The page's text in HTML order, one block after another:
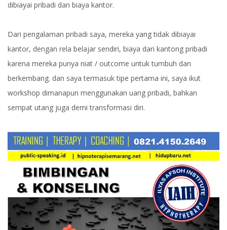
dibiayai pribadi dan biaya kantor.
Dari pengalaman pribadi saya, mereka yang tidak dibiayai
kantor, dengan rela belajar sendiri, biaya dari kantong pribadi
karena mereka punya niat / outcome untuk tumbuh dan
berkembang. dan saya termasuk tipe pertama ini, saya ikut
workshop dimanapun menggunakan uang pribadi, bahkan
sempat utang juga demi transformasi diri.